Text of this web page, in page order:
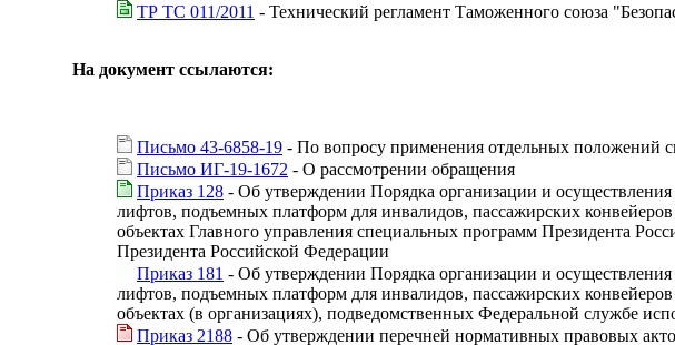
ТР ТС 011/2011 - Технический регламент Таможенного союза
На документ ссылаются:
Письмо 43-6858-19 - По вопросу применения отдельных положений
Письмо ИГ-19-1672 - О рассмотрении обращения
Приказ 128 - Об утверждении Порядка организации и осуществления
лифтов, подъемных платформ для инвалидов, пассажирских
объектах Главного управления специальных программ Президента
Президента Российской Федерации
Приказ 181 - Об утверждении Порядка организации и осуществления
лифтов, подъемных платформ для инвалидов, пассажирских
объектах (в организациях), подведомственных Федеральной службе
Приказ 2188 - Об утверждении перечней нормативных правовых